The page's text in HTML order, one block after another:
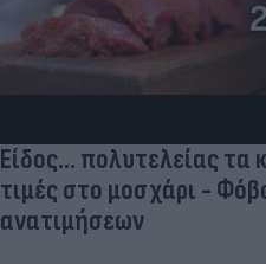
Είδος... πολυτελείας τα
τιμές στο μοσχάρι -
ανατιμήσεων